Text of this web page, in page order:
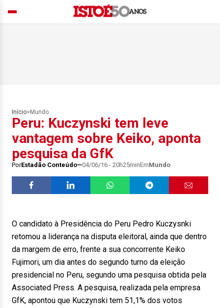
Início> Mundo
Peru: Kuczynski tem leve
vantagem sobre Keiko, aponta
pesquisa da GfK
PorEstadão Conteúdo 04/06/16 - 20h25minEmMundo
O candidato à Presidência do Peru Pedro Kuczysnki
retomou a liderança na disputa eleitoral, ainda que dentro
da margem de erro, frente a sua concorrente Keiko
Fujimori, um dia antes do segundo turno da eleição
presidencial no Peru, segundo uma pesquisa obtida pela
Associated Press. A pesquisa, realizada pela empresa
GfK, apontou que Kuczynski tem 51,1% dos votos